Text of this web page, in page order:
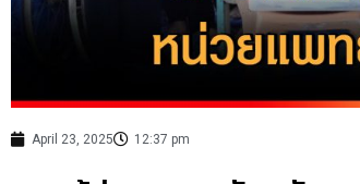
April 23, 2025 12:37 pm